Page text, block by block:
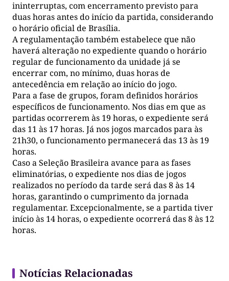
ininterruptas, com encerramento previsto para
duas horas antes do início da partida, considerando
o horário oficial de Brasília.
A regulamentação também estabelece que não
haverá alteração no expediente quando o horário
regular de funcionamento da unidade já se
encerrar com, no mínimo, duas horas de
antecedência em relação ao início do jogo.
Para a fase de grupos, foram definidos horários
específicos de funcionamento. Nos dias em que as
partidas ocorrerem às 19 horas, o expediente será
das 11 às 17 horas. Já nos jogos marcados para às
21h30, o funcionamento permanecerá das 13 às 19
horas.
Caso a Seleção Brasileira avance para as fases
eliminatórias, o expediente nos dias de jogos
realizados no período da tarde será das 8 às 14
horas, garantindo o cumprimento da jornada
regulamentar. Excepcionalmente, se a partida tiver
início às 14 horas, o expediente ocorrerá das 8 às 12
horas.
Notícias Relacionadas